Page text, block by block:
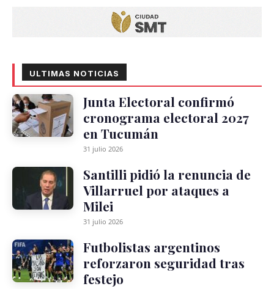
ULTIMAS NOTICIAS
Junta Electoral confirmó
cronograma electoral 2027
en Tucumán
31 julio 2026
Santilli pidió la renuncia de
Villarruel por ataques a
Milei
31 julio 2026
Futbolistas argentinos
reforzaron seguridad tras
festejo